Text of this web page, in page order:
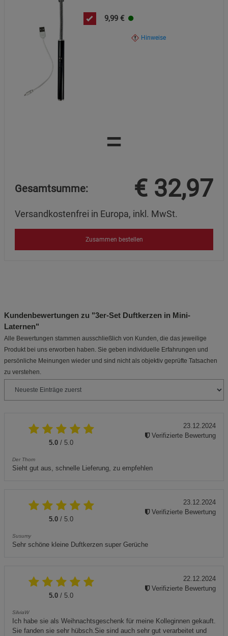
9,99 €
Hinweise
=
Gesamtsumme: € 32,97
Versandkostenfrei in Europa, inkl. MwSt.
Zusammen bestellen
Kundenbewertungen zu "3er-Set Duftkerzen in Mini-
Laternen"
Alle Bewertungen stammen ausschließlich von Kunden, die das jeweilige
Produkt bei uns erworben haben. Sie geben individuelle Erfahrungen und
persönliche Meinungen wieder und sind nicht als objektiv geprüfte Tatsachen
zu verstehen.
5.0 / 5.0
Der Thom
Sieht gut aus, schnelle Lieferung, zu empfehlen
23.12.2024
Verifizierte Bewertung
5.0 / 5.0
Susumy
Sehr schöne kleine Duftkerzen super Gerüche
23.12.2024
Verifizierte Bewertung
5.0 / 5.0
SilviaW
Ich habe sie als Weihnachtsgeschenk für meine Kolleginnen gekauft.
Sie fanden sie sehr hübsch.Sie sind auch sehr gut verarbeitet und
22.12.2024
Verifizierte Bewertung